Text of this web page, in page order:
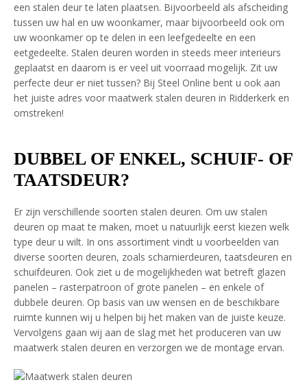
een stalen deur te laten plaatsen. Bijvoorbeeld als afscheiding
tussen uw hal en uw woonkamer, maar bijvoorbeeld ook om
uw woonkamer op te delen in een leefgedeelte en een
eetgedeelte. Stalen deuren worden in steeds meer interieurs
geplaatst en daarom is er veel uit voorraad mogelijk. Zit uw
perfecte deur er niet tussen? Bij Steel Online bent u ook aan
het juiste adres voor maatwerk stalen deuren in Ridderkerk en
omstreken!
DUBBEL OF ENKEL, SCHUIF- OF
TAATSDEUR?
Er zijn verschillende soorten stalen deuren. Om uw stalen
deuren op maat te maken, moet u natuurlijk eerst kiezen welk
type deur u wilt. In ons assortiment vindt u voorbeelden van
diverse soorten deuren, zoals scharnierdeuren, taatsdeuren en
schuifdeuren. Ook ziet u de mogelijkheden wat betreft glazen
panelen – rasterpatroon of grote panelen – en enkele of
dubbele deuren. Op basis van uw wensen en de beschikbare
ruimte kunnen wij u helpen bij het maken van de juiste keuze.
Vervolgens gaan wij aan de slag met het produceren van uw
maatwerk stalen deuren en verzorgen we de montage ervan.